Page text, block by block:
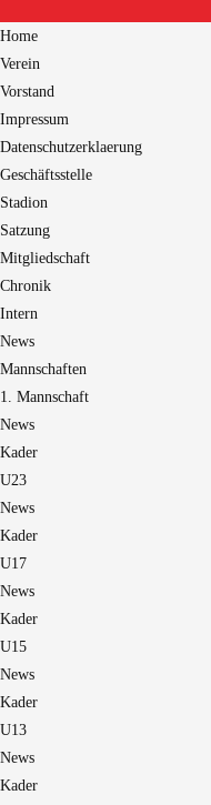
Home
Verein
Vorstand
Impressum
Datenschutzerklaerung
Geschäftsstelle
Stadion
Satzung
Mitgliedschaft
Chronik
Intern
News
Mannschaften
1. Mannschaft
News
Kader
U23
News
Kader
U17
News
Kader
U15
News
Kader
U13
News
Kader